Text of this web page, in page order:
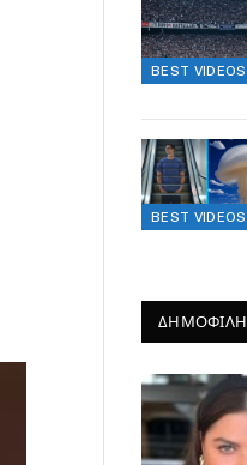
BEST VIDEOS
BEST VIDEOS
ΔΗΜΟΦΙΛΗ